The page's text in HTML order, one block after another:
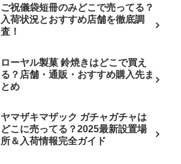
ご祝儀袋短冊のみどこで売ってる？
入荷状況とおすすめ店舗を徹底調
査！
ローヤル製菓 鈴焼きはどこで買え
る？店舗・通販・おすすめ購入先ま
とめ
ヤマザキマザック ガチャガチャは
どこに売ってる？2025最新設置場
所＆入荷情報完全ガイド